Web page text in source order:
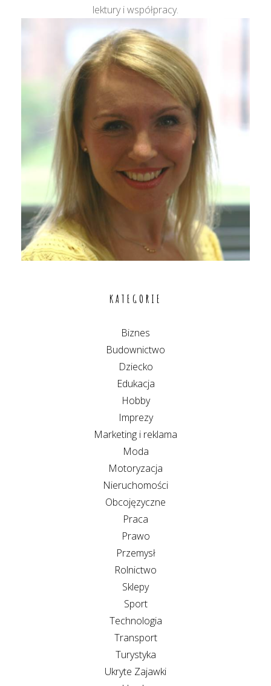
lektury i współpracy.
KATEGORIE
Biznes
Budownictwo
Dziecko
Edukacja
Hobby
Imprezy
Marketing i reklama
Moda
Motoryzacja
Nieruchomości
Obcojęzyczne
Praca
Prawo
Przemysł
Rolnictwo
Sklepy
Sport
Technologia
Transport
Turystyka
Ukryte Zajawki